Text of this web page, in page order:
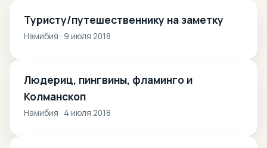
Туристу/путешественнику на заметку
Намибия · 9 июля 2018
Людериц, пингвины, фламинго и
Колманскоп
Намибия · 4 июля 2018